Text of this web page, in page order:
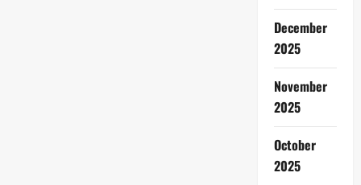
December
2025
November
2025
October
2025